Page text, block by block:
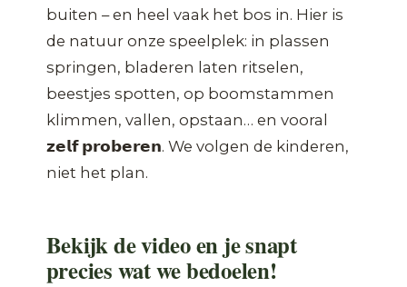
buiten – en heel vaak het bos in. Hier is
de natuur onze speelplek: in plassen
springen, bladeren laten ritselen,
beestjes spotten, op boomstammen
klimmen, vallen, opstaan… en vooral
𝘇𝗲𝗹𝗳 𝗽𝗿𝗼𝗯𝗲𝗿𝗲𝗻. We volgen de kinderen,
niet het plan.
Bekijk de video en je snapt
precies wat we bedoelen!